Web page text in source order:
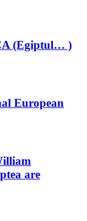
(Egiptul… )
European
are